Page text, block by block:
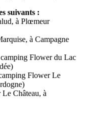
suivants :
à Plœmeur
à Campagne
camping Flower du Lac
Flower Le
Château, à